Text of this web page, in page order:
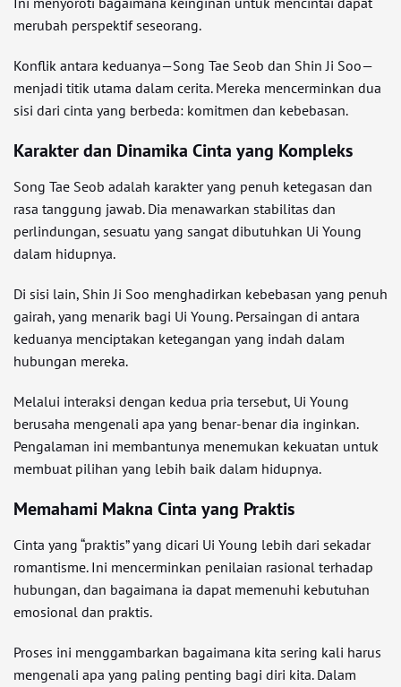
merubah perspektif seseorang.
Konflik antara keduanya—Song Tae Seob dan Shin Ji Soo—
menjadi titik utama dalam cerita. Mereka mencerminkan dua
sisi dari cinta yang berbeda: komitmen dan kebebasan.
Karakter dan Dinamika Cinta yang Kompleks
Song Tae Seob adalah karakter yang penuh ketegasan dan
rasa tanggung jawab. Dia menawarkan stabilitas dan
perlindungan, sesuatu yang sangat dibutuhkan Ui Young
dalam hidupnya.
Di sisi lain, Shin Ji Soo menghadirkan kebebasan yang penuh
gairah, yang menarik bagi Ui Young. Persaingan di antara
keduanya menciptakan ketegangan yang indah dalam
hubungan mereka.
Melalui interaksi dengan kedua pria tersebut, Ui Young
berusaha mengenali apa yang benar-benar dia inginkan.
Pengalaman ini membantunya menemukan kekuatan untuk
membuat pilihan yang lebih baik dalam hidupnya.
Memahami Makna Cinta yang Praktis
Cinta yang “praktis” yang dicari Ui Young lebih dari sekadar
romantisme. Ini mencerminkan penilaian rasional terhadap
hubungan, dan bagaimana ia dapat memenuhi kebutuhan
emosional dan praktis.
Proses ini menggambarkan bagaimana kita sering kali harus
mengenali apa yang paling penting bagi diri kita. Dalam